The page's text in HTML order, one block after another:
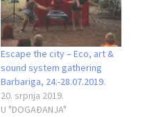
Escape the city – Eco, art &
sound system gathering
Barbariga, 24.-28.07.2019.
20. srpnja 2019.
U "DOGAĐANJA"